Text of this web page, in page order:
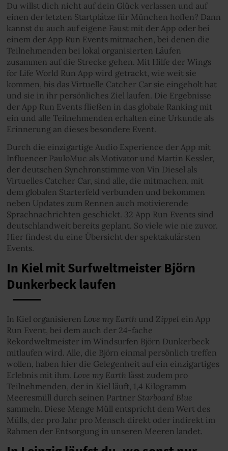
Du willst dich nicht auf dein Glück verlassen und auf
einen der letzten Startplätze für München hoffen? Dann
kannst du auch auf eigene Faust mit der App oder bei
einem der App Run Events mitmachen, bei denen die
Teilnehmenden bei lokal organisierten Läufen
zusammen auf die Strecke gehen. Mit Hilfe der Wings
for Life World Run App wird getrackt, wie weit sie
kommen, bis das Virtuelle Catcher Car sie eingeholt hat
und sie in ihr persönliches Ziel laufen. Die Ergebnisse
der App Run Events fließen in das globale Ranking mit
ein und alle Teilnehmenden erhalten eine Urkunde als
Erinnerung an dieses besondere Event.
Durch die einzigartige Audio Experience der App mit
Influencer PauloMuc als Motivator und Martin Kessler,
der deutschen Synchronstimme von Vin Diesel als
Virtuelles Catcher Car, sind alle, die mitmachen, mit
dem globalen Starterfeld verbunden und bekommen
neben Updates zum Rennen auch motivierende
Sprachnachrichten geschickt. 32 App Run Events sind
deutschlandweit bereits geplant. So viele wie nie zuvor.
Hier findest du eine Übersicht der spektakulärsten
Events.
In Kiel mit Surfweltmeister Björn
Dunkerbeck laufen
In Kiel organisieren Love my Earth und Zippel ein App
Run Event, bei dem auch der 24-fache
Rekordweltmeister im Windsurfen Björn Dunkerbeck
mitlaufen wird. Alle, die Björn einmal persönlich treffen
wollen, haben hier die Gelegenheit auf ein einzigartiges
Erlebnis mit ihm. Love my Earth lässt zudem pro
Teilnehmenden, der in Kiel läuft, 1,4 Kilogramm
Meeresmüll durch seinen Partner Starboard Blue
sammeln. Diese Menge Müll entspricht dem Wert des
Mülls, der pro Jahr pro Mensch direkt oder indirekt im
Rahmen der Entsorgung in unseren Meeren landet.